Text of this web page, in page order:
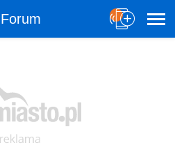
Forum